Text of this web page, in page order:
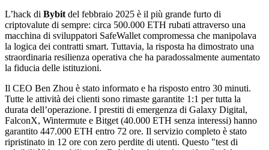
L’hack di Bybit del febbraio 2025 è il più grande furto di
criptovalute di sempre: circa 500.000 ETH rubati attraverso una
macchina di sviluppatori SafeWallet compromessa che manipolava
la logica dei contratti smart. Tuttavia, la risposta ha dimostrato una
straordinaria resilienza operativa che ha paradossalmente aumentato
la fiducia delle istituzioni.
Il CEO Ben Zhou è stato informato e ha risposto entro 30 minuti.
Tutte le attività dei clienti sono rimaste garantite 1:1 per tutta la
durata dell’operazione. I prestiti di emergenza di Galaxy Digital,
FalconX, Wintermute e Bitget (40.000 ETH senza interessi) hanno
garantito 447.000 ETH entro 72 ore. Il servizio completo è stato
ripristinato in 12 ore con zero perdite di utenti. Questo "test di